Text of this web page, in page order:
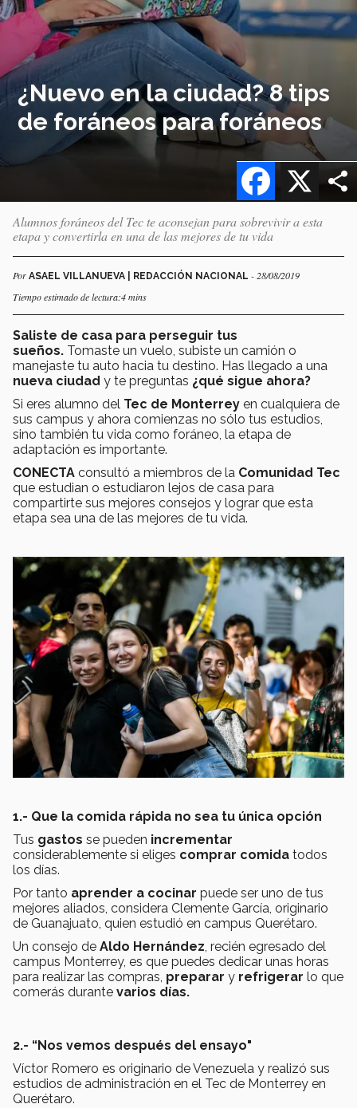
¿Nuevo en la ciudad? 8 tips
de foráneos para foráneos
X
Facebook
Alumnos foráneos del Tec te aconsejan para sobrevivir a esta
etapa y convertirla en una de las mejores de tu vida
Por ASAEL VILLANUEVA | REDACCIÓN NACIONAL - 28/08/2019
Tiempo estimado de lectura:4 mins
Saliste de casa para perseguir tus
sueños. Tomaste un vuelo, subiste un camión o
manejaste tu auto hacia tu destino. Has llegado a una
nueva ciudad y te preguntas ¿qué sigue ahora?
Si eres alumno del Tec de Monterrey en cualquiera de
sus campus y ahora comienzas no sólo tus estudios,
sino también tu vida como foráneo, la etapa de
adaptación es importante.
CONECTA consultó a miembros de la Comunidad Tec
que estudian o estudiaron lejos de casa para
compartirte sus mejores consejos y lograr que esta
etapa sea una de las mejores de tu vida.
1.- Que la comida rápida no sea tu única opción
Tus gastos se pueden incrementar
considerablemente si eliges comprar comida todos
los días.
Por tanto aprender a cocinar puede ser uno de tus
mejores aliados, considera Clemente García, originario
de Guanajuato, quien estudió en campus Querétaro.
Un consejo de Aldo Hernández, recién egresado del
campus Monterrey, es que puedes dedicar unas horas
para realizar las compras, preparar y refrigerar lo que
comerás durante varios días.
2.- “Nos vemos después del ensayo"
Víctor Romero es originario de Venezuela y realizó sus
estudios de administración en el Tec de Monterrey en
Querétaro.